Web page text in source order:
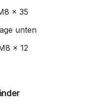
x 35
unten
x 12